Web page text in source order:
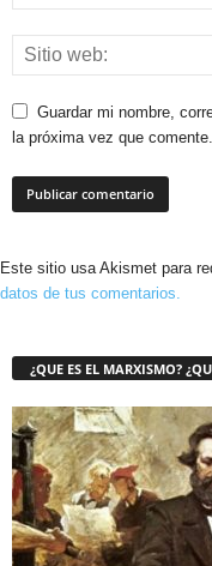
Guardar mi nombre,
la próxima vez que comente.
Este sitio usa Akismet para
datos de tus comentarios.
¿QUE ES EL MARXISMO?